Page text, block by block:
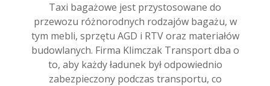
Taxi bagażowe jest przystosowane do
przewozu różnorodnych rodzajów bagażu, w
tym mebli, sprzętu AGD i RTV oraz materiałów
budowlanych. Firma Klimczak Transport dba o
to, aby każdy ładunek był odpowiednio
zabezpieczony podczas transportu, co